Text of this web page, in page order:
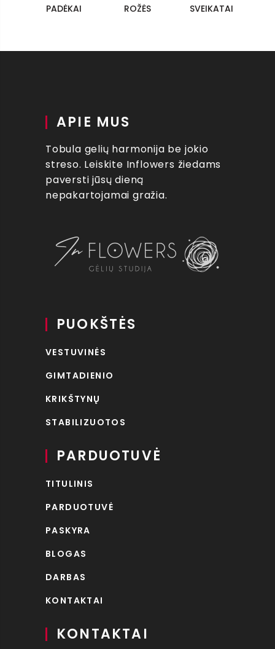
PADĖKAI ROŽĖS SVEIKATAI
APIE MUS
Tobula gelių harmonija be jokio
streso. Leiskite Inflowers žiedams
paversti jūsų dieną
nepakartojamai gražia.
PUOKŠTĖS
VESTUVINĖS
GIMTADIENIO
KRIKŠTYNŲ
STABILIZUOTOS
PARDUOTUVĖ
TITULINIS
PARDUOTUVĖ
PASKYRA
BLOGAS
DARBAS
KONTAKTAI
KONTAKTAI